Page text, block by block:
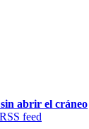
abrir el cráneo